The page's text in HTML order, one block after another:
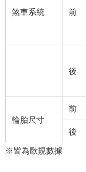
煞車系統 前
後
輪胎尺寸
前
後
※皆為歐規數據